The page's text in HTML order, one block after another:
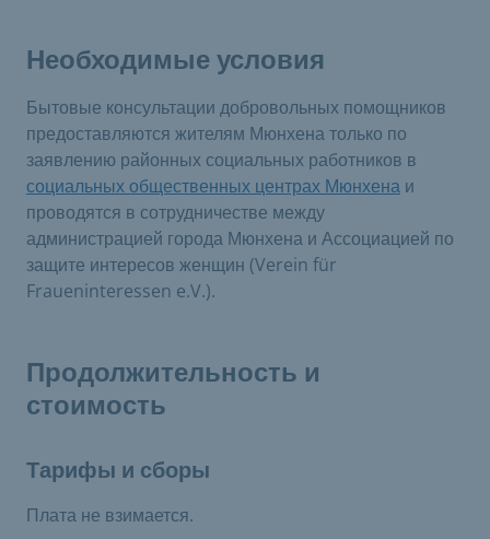
Необходимые условия
Бытовые консультации добровольных помощников
предоставляются жителям Мюнхена только по
заявлению районных социальных работников в
социальных общественных центрах Мюнхена и
проводятся в сотрудничестве между
администрацией города Мюнхена и Ассоциацией по
защите интересов женщин (Verein für
Fraueninteressen e.V.).
Продолжительность и
стоимость
Тарифы и сборы
Плата не взимается.